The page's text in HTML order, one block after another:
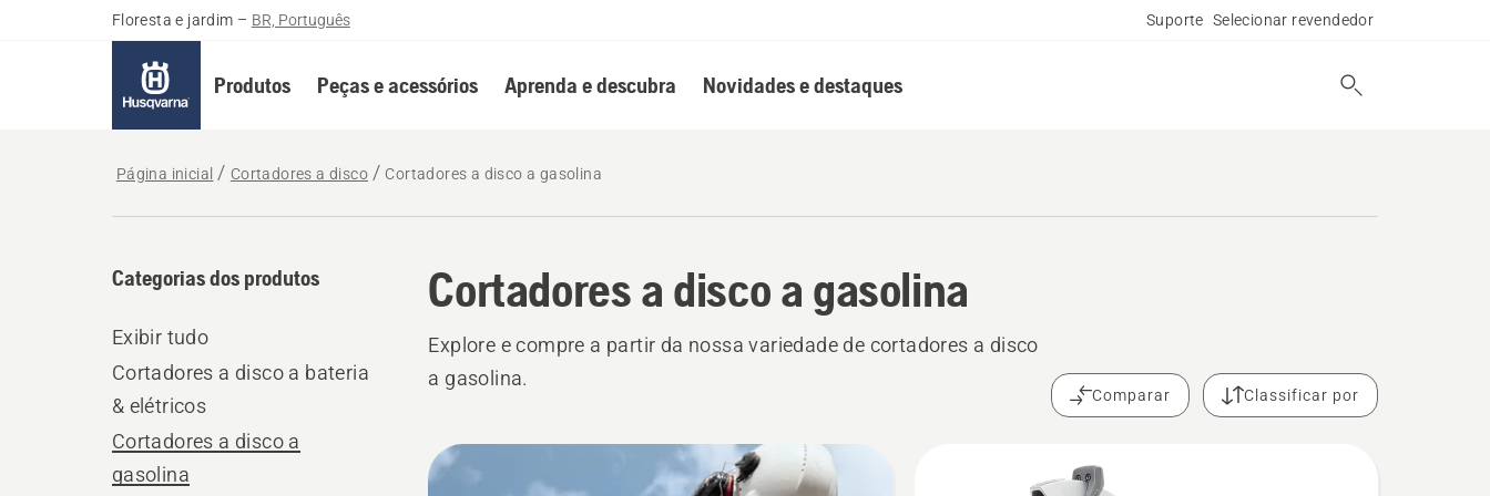
Floresta e jardim – BR, Português Suporte Selecionar revendedor
Produtos Peças e acessórios Aprenda e descubra Novidades e destaques
Página inicial Cortadores a disco Cortadores a disco a gasolina
Cortadores a disco a gasolina
Categorias dos produtos
Exibir tudo
Cortadores a disco a bateria
& elétricos
Cortadores a disco a
gasolina
Explore e compre a partir da nossa variedade de cortadores a disco
a gasolina.
Comparar Classificar por
Todos